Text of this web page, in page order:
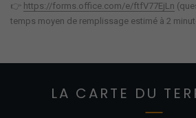
👉 https://forms.office.com/e/ftfV77EjLn
temps moyen de remplissage estimé à 2
LA CARTE DU